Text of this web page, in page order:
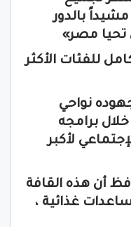
بالدور
تحيا مصر»
للفئات الأكثر
نواحي
برامجه
لأكبر
أن هذه القافة